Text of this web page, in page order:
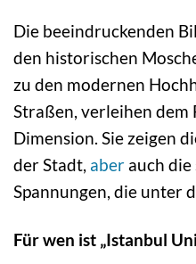
Die beeindruckenden
den historischen
zu den modernen
Straßen, verleihen dem
Dimension. Sie zeigen
der Stadt, aber auch
Spannungen, die unter
Für wen ist „Istanbul